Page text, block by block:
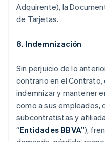
Adquirente), la
de Tarjetas.
8. Indemnización
Sin perjuicio de lo
contrario en el
indemnizar y mantener
como a sus empleados,
subcontratistas y
“Entidades BBVA”),